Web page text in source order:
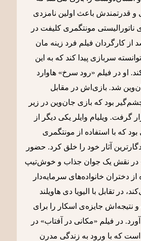
و قدرتمندش باعث اولین نامزدی
مونتگمری کلیفت در
از کارگردان فیلم فرد زینه مان
سربازی پیدا کند که به این
او در فیلم «رود سرخ» هاوارد
شد. بازی‌اش در مقابل
بود که بازی جان‌وین در زیر
گرفت. ویلیام وایلر یکی دیگر از
که با استفاده از مونتگمری
آثار خود را خلق کرد. حضور
در نقش یک جوان جذاب و خوش‌تیپ
دختران خانواده‌های سرمایه‌دار
در تقابل با الیویا دی هاویلند
نتیجه‌اش جایزه‌ی اسکار را برای
آورد. در فیلم «مکانی در آفتاب» در
که با ورود به زندگی مدرن